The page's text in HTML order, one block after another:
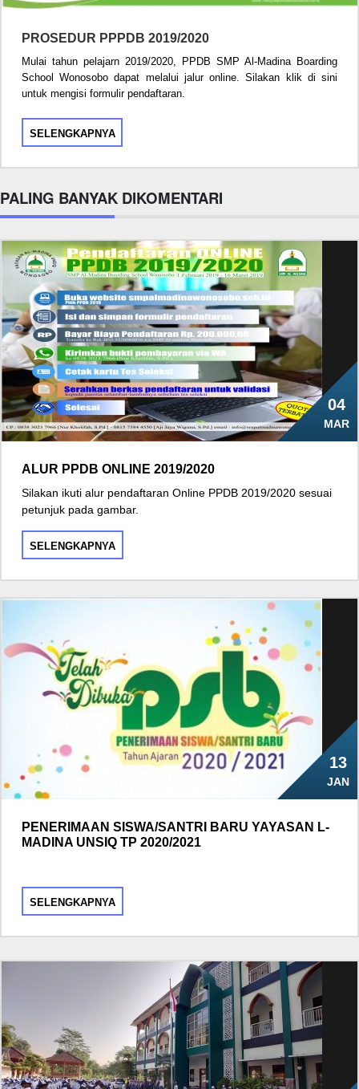
PROSEDUR PPPDB 2019/2020
Mulai tahun pelajarn 2019/2020, PPDB SMP Al-Madina Boarding
School Wonosobo dapat melalui jalur online. Silakan klik di sini
untuk mengisi formulir pendaftaran.
SELENGKAPNYA
PALING BANYAK DIKOMENTARI
04
MAR
ALUR PPDB ONLINE 2019/2020
Silakan ikuti alur pendaftaran Online PPDB 2019/2020 sesuai
petunjuk pada gambar.
SELENGKAPNYA
13
JAN
PENERIMAAN SISWA/SANTRI BARU YAYASAN L-
MADINA UNSIQ TP 2020/2021
SELENGKAPNYA